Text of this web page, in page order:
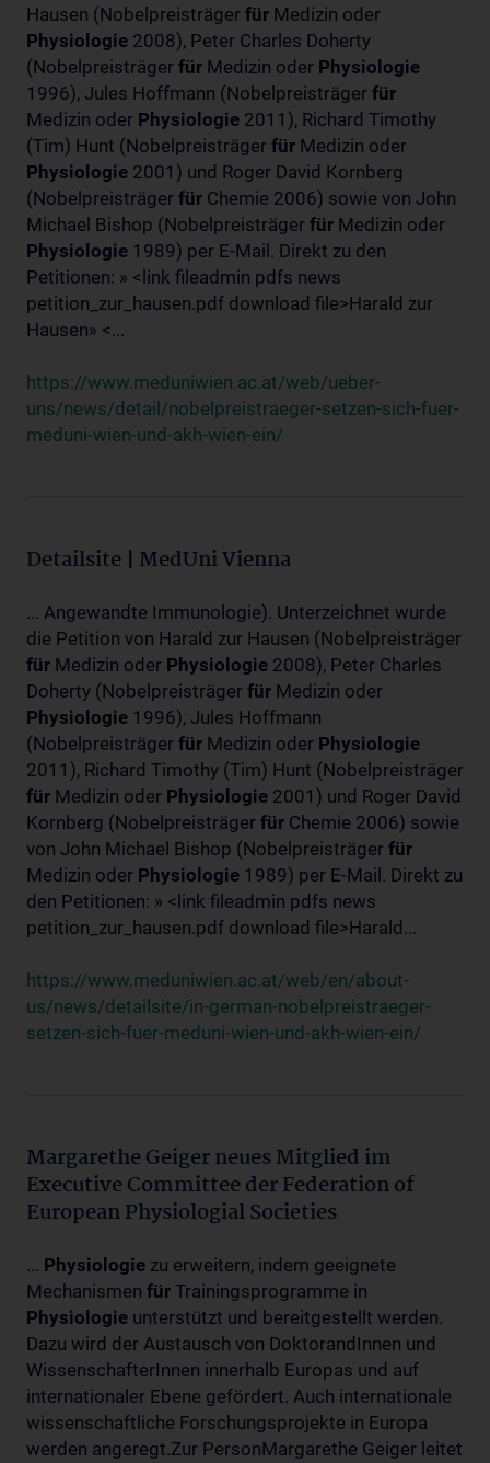
Hausen (Nobelpreisträger für Medizin oder
Physiologie 2008), Peter Charles Doherty
(Nobelpreisträger für Medizin oder Physiologie
1996), Jules Hoffmann (Nobelpreisträger für
Medizin oder Physiologie 2011), Richard Timothy
(Tim) Hunt (Nobelpreisträger für Medizin oder
Physiologie 2001) und Roger David Kornberg
(Nobelpreisträger für Chemie 2006) sowie von John
Michael Bishop (Nobelpreisträger für Medizin oder
Physiologie 1989) per E-Mail. Direkt zu den
Petitionen: » <link fileadmin pdfs news
petition_zur_hausen.pdf download file>Harald zur
Hausen» <...
https://www.meduniwien.ac.at/web/ueber-
uns/news/detail/nobelpreistraeger-setzen-sich-fuer-
meduni-wien-und-akh-wien-ein/
Detailsite | MedUni Vienna
... Angewandte Immunologie). Unterzeichnet wurde
die Petition von Harald zur Hausen (Nobelpreisträger
für Medizin oder Physiologie 2008), Peter Charles
Doherty (Nobelpreisträger für Medizin oder
Physiologie 1996), Jules Hoffmann
(Nobelpreisträger für Medizin oder Physiologie
2011), Richard Timothy (Tim) Hunt (Nobelpreisträger
für Medizin oder Physiologie 2001) und Roger David
Kornberg (Nobelpreisträger für Chemie 2006) sowie
von John Michael Bishop (Nobelpreisträger für
Medizin oder Physiologie 1989) per E-Mail. Direkt zu
den Petitionen: » <link fileadmin pdfs news
petition_zur_hausen.pdf download file>Harald...
https://www.meduniwien.ac.at/web/en/about-
us/news/detailsite/in-german-nobelpreistraeger-
setzen-sich-fuer-meduni-wien-und-akh-wien-ein/
Margarethe Geiger neues Mitglied im
Executive Committee der Federation of
European Physiologial Societies
... Physiologie zu erweitern, indem geeignete
Mechanismen für Trainingsprogramme in
Physiologie unterstützt und bereitgestellt werden.
Dazu wird der Austausch von DoktorandInnen und
WissenschafterInnen innerhalb Europas und auf
internationaler Ebene gefördert. Auch internationale
wissenschaftliche Forschungsprojekte in Europa
werden angeregt.Zur PersonMargarethe Geiger leitet